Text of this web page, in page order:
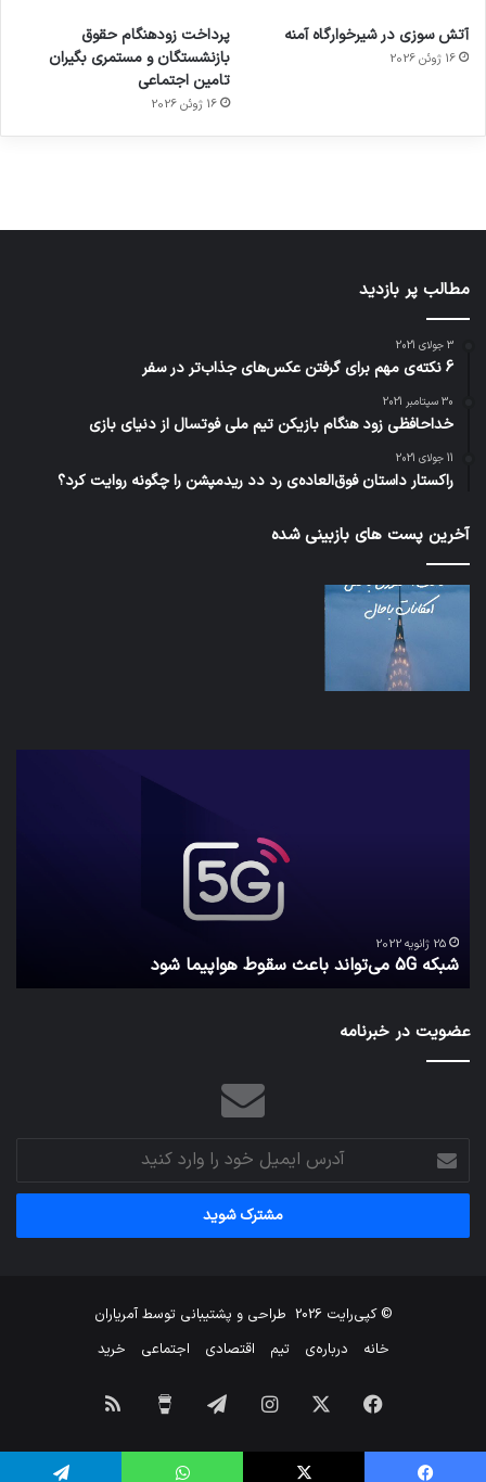
آتش سوزی در شیرخوارگاه آمنه
16 ژوئن 2026
پرداخت زودهنگام حقوق
بازنشستگان و مستمری بگیران
تامین اجتماعی
16 ژوئن 2026
برای
کشف
توسط
مجازی
…
ساعت
هوشمند
با طعم
توسط
ژاکت
در
های
2023
توسط
مطالب پر بازدید
3 جولای 2021
6 نکته‌ی مهم برای گرفتن عکس‌های جذاب‌تر در سفر
30 سپتامبر 2021
خداحافظی زود هنگام بازیکن تیم ملی فوتسال از دنیای بازی
11 جولای 2021
راکستار داستان فوق‌العاده‌ی رد دد ریدمپشن را چگونه روایت کرد؟
آخرین پست های بازبینی شده
25 ژانویه 2022
شبکه 5G می‌تواند باعث سقوط هواپیما شود
عضویت در خبرنامه
آدرس
ایمیل
خود
وارد
© کپی‌رایت 2026 طراحی و پشتیبانی توسطآمریاران
خانه
درباره‌ی تیم اقتصادی اجتماعی خرید
فیس
بوک
اینستاگرامتلگرام
من
خوراک